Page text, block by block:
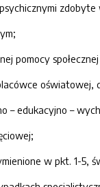
pomocy
oświatowej,
– edukacyjno –
w pkt. 1-5,